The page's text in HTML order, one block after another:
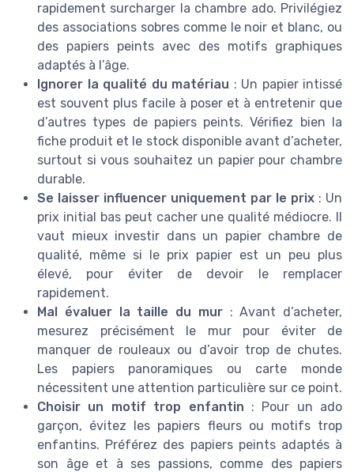
rapidement surcharger la chambre ado. Privilégiez
des associations sobres comme le noir et blanc, ou
des papiers peints avec des motifs graphiques
adaptés à l’âge.
Ignorer la qualité du matériau : Un papier intissé
est souvent plus facile à poser et à entretenir que
d’autres types de papiers peints. Vérifiez bien la
fiche produit et le stock disponible avant d’acheter,
surtout si vous souhaitez un papier pour chambre
durable.
Se laisser influencer uniquement par le prix : Un
prix initial bas peut cacher une qualité médiocre. Il
vaut mieux investir dans un papier chambre de
qualité, même si le prix papier est un peu plus
élevé, pour éviter de devoir le remplacer
rapidement.
Mal évaluer la taille du mur: Avant d’acheter,
mesurez précisément le mur pour éviter de
manquer de rouleaux ou d’avoir trop de chutes.
Les papiers panoramiques ou carte monde
nécessitent une attention particulière sur ce point.
Choisir un motif trop enfantin : Pour un ado
garçon, évitez les papiers fleurs ou motifs trop
enfantins. Préférez des papiers peints adaptés à
son âge et à ses passions, comme des papiers